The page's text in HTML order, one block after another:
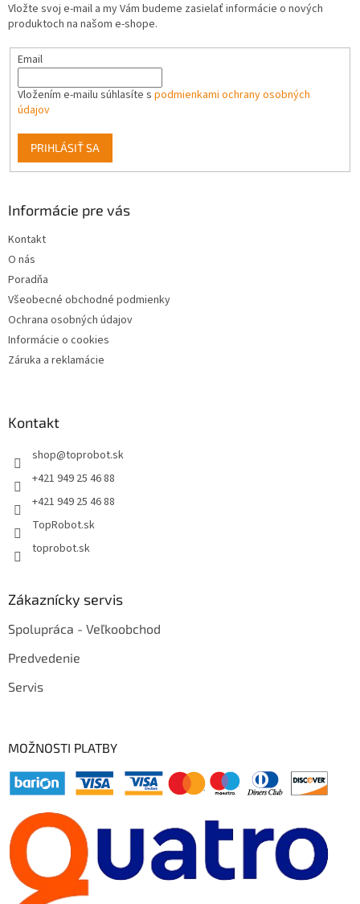
e
r
y
s
Vložte svoj e-mail a my Vám budeme zasielať informácie o nových
produktoch na našom e-shope.
Email
Vložením e-mailu súhlasíte s podmienkami ochrany osobných
údajov
PRIHLÁSIŤ SA
Informácie pre vás
Kontakt
O nás
Poradňa
Všeobecné obchodné podmienky
Ochrana osobných údajov
Informácie o cookies
Záruka a reklamácie
Kontakt
shop@toprobot.sk
+421 949 25 46 88
+421 949 25 46 88
TopRobot.sk
toprobot.sk
Zákaznícky servis
Spolupráca - Veľkoobchod
Predvedenie
Servis
MOŽNOSTI PLATBY